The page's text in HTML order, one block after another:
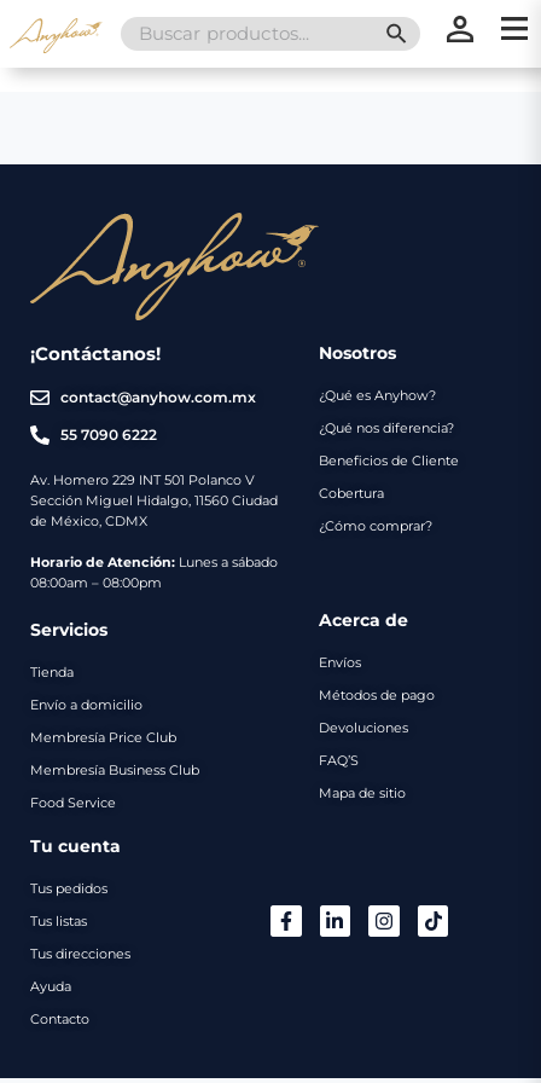
Search
for:
SEARCH
¡Contáctanos!
contact@anyhow.com.mx
55 7090 6222
Av. Homero 229 INT 501 Polanco V
Sección Miguel Hidalgo, 11560 Ciudad
de México, CDMX
Horario de Atención: Lunes a sábado
08:00am – 08:00pm
Nosotros
¿Qué es Anyhow?
¿Qué nos diferencia?
Beneficios de Cliente
Cobertura
¿Cómo comprar?
Servicios
Tienda
Envío a domicilio
Membresía Price Club
Membresía Business Club
Food Service
Acerca de
Envíos
Métodos de pago
Devoluciones
FAQ’S
Mapa de sitio
Tu cuenta
Tus pedidos
Tus listas
Tus direcciones
Ayuda
Contacto
Nosotros
Servicios
Envíos
Métodos
de
Catálogo
Regalos
Contacto